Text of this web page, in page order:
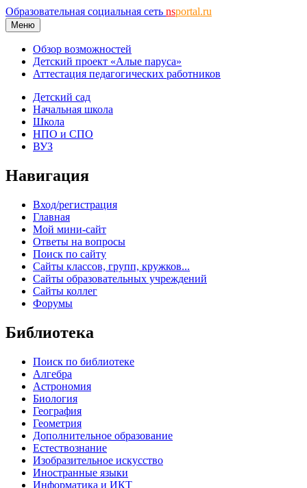
Образовательная социальная сеть nsportal.ru
Меню
Обзор возможностей
Детский проект «Алые паруса»
Аттестация педагогических работников
Детский сад
Начальная школа
Школа
НПО и СПО
ВУЗ
Навигация
Вход/регистрация
Главная
Мой мини-сайт
Ответы на вопросы
Поиск по сайту
Сайты классов, групп, кружков...
Сайты образовательных учреждений
Сайты коллег
Форумы
Библиотека
Поиск по библиотеке
Алгебра
Астрономия
Биология
География
Геометрия
Дополнительное образование
Естествознание
Изобразительное искусство
Иностранные языки
Информатика и ИКТ